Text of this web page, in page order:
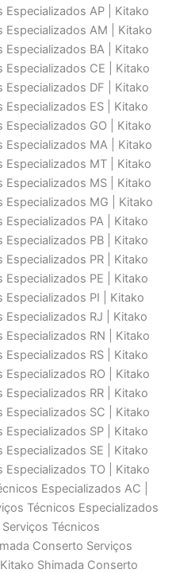
Especializados AP | Kitako
Especializados AM | Kitako
Especializados BA | Kitako
Especializados CE | Kitako
Especializados DF | Kitako
Especializados ES | Kitako
Especializados GO | Kitako
Especializados MA | Kitako
Especializados MT | Kitako
Especializados MS | Kitako
Especializados MG | Kitako
Especializados PA | Kitako
Especializados PB | Kitako
PR | Kitako
Especializados PE | Kitako
Especializados PI | Kitako
Especializados RJ | Kitako
Especializados RN | Kitako
RS | Kitako
RO | Kitako
RR | Kitako
Especializados SC | Kitako
Especializados SP | Kitako
Especializados SE | Kitako
Especializados TO | Kitako
Especializados AC |
Técnicos Especializados
Técnicos
Conserto Serviços
Shimada Conserto